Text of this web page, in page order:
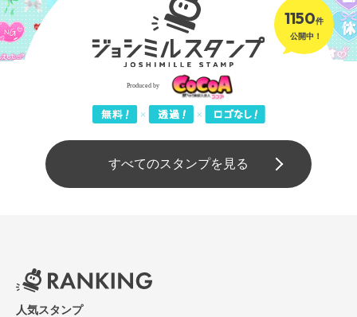
1150件
公開中！
すべてのスタンプを見る
人気スタンプ